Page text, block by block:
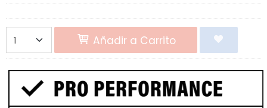
Añadir a Carrito